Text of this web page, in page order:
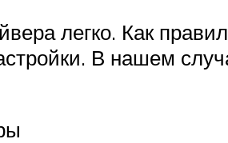
легко. Как
В нашем